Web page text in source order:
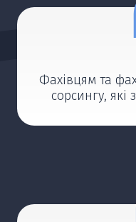
Фахівцям та
сорсингу, які